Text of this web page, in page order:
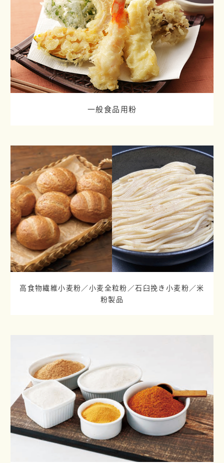
一般食品用粉
高食物繊維小麦粉／小麦全粒粉／石臼挽き小麦粉／米
粉製品